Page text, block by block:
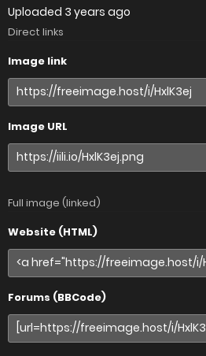
Uploaded 3 years ago
Direct links
Image link
Image URL
Full image (linked)
Website (HTML)
Forums (BBCode)